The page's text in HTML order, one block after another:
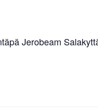
Jerobeam